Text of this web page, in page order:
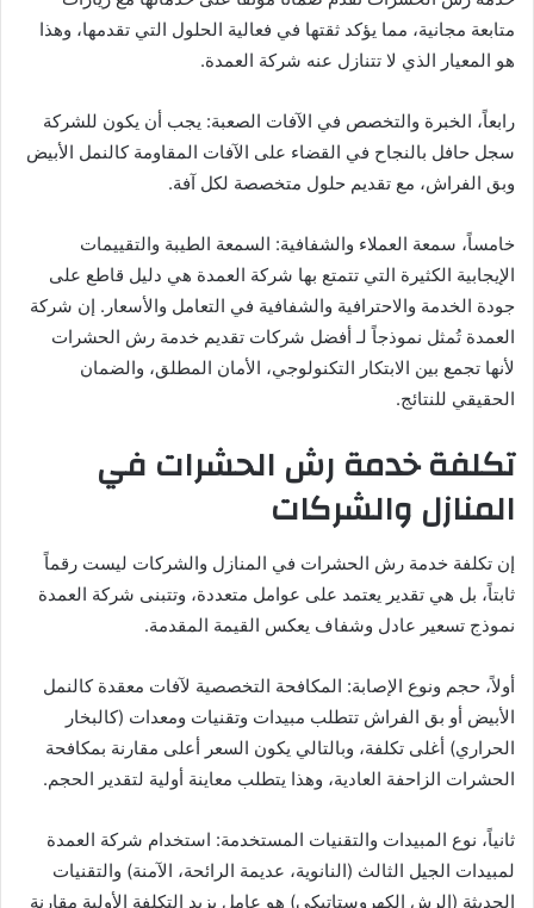
متابعة مجانية، مما يؤكد ثقتها في فعالية الحلول التي تقدمها، وهذا
هو المعيار الذي لا تتنازل عنه شركة العمدة.
رابعاً، الخبرة والتخصص في الآفات الصعبة: يجب أن يكون للشركة
سجل حافل بالنجاح في القضاء على الآفات المقاومة كالنمل الأبيض
وبق الفراش، مع تقديم حلول متخصصة لكل آفة.
خامساً، سمعة العملاء والشفافية: السمعة الطيبة والتقييمات
الإيجابية الكثيرة التي تتمتع بها شركة العمدة هي دليل قاطع على
جودة الخدمة والاحترافية والشفافية في التعامل والأسعار. إن شركة
العمدة تُمثل نموذجاً لـ أفضل شركات تقديم خدمة رش الحشرات
لأنها تجمع بين الابتكار التكنولوجي، الأمان المطلق، والضمان
الحقيقي للنتائج.
تكلفة خدمة رش الحشرات في
المنازل والشركات
إن تكلفة خدمة رش الحشرات في المنازل والشركات ليست رقماً
ثابتاً، بل هي تقدير يعتمد على عوامل متعددة، وتتبنى شركة العمدة
نموذج تسعير عادل وشفاف يعكس القيمة المقدمة.
أولاً، حجم ونوع الإصابة: المكافحة التخصصية لآفات معقدة كالنمل
الأبيض أو بق الفراش تتطلب مبيدات وتقنيات ومعدات (كالبخار
الحراري) أغلى تكلفة، وبالتالي يكون السعر أعلى مقارنة بمكافحة
الحشرات الزاحفة العادية، وهذا يتطلب معاينة أولية لتقدير الحجم.
ثانياً، نوع المبيدات والتقنيات المستخدمة: استخدام شركة العمدة
لمبيدات الجيل الثالث (النانوية، عديمة الرائحة، الآمنة) والتقنيات
الحديثة (الرش الكهروستاتيكي) هو عامل يزيد التكلفة الأولية مقارنة